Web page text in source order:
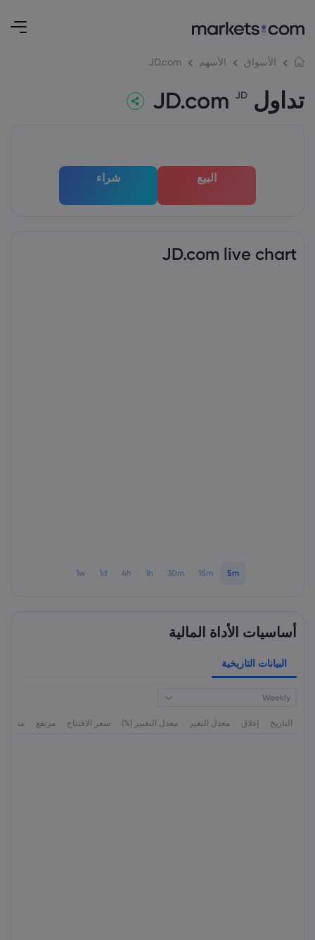
الأسواق الأسهم JD.com
تداول JD.com JD
البيع شراء
JD.com live chart
5m
15m
30m
1h
4h
1d
1w
أساسيات الأداة المالية
البيانات التاريخية
Weekly
التاريخ إغلاق معدل التغير معدل التغيير (%) سعر الاقتتاح مرتفع